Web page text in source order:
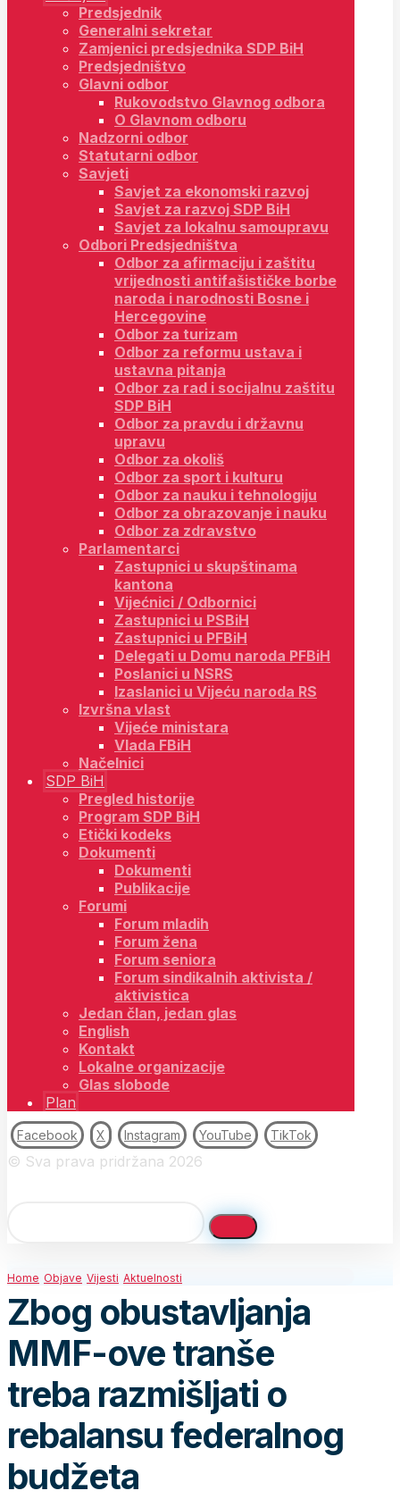
Predsjednik
Generalni sekretar
Zamjenici predsjednika SDP BiH
Predsjedništvo
Glavni odbor
Rukovodstvo Glavnog odbora
O Glavnom odboru
Nadzorni odbor
Statutarni odbor
Savjeti
Savjet za ekonomski razvoj
Savjet za razvoj SDP BiH
Savjet za lokalnu samoupravu
Odbori Predsjedništva
Odbor za afirmaciju i zaštitu
vrijednosti antifašističke borbe
naroda i narodnosti Bosne i
Hercegovine
Odbor za turizam
Odbor za reformu ustava i
ustavna pitanja
Odbor za rad i socijalnu zaštitu
SDP BiH
Odbor za pravdu i državnu
upravu
Odbor za okoliš
Odbor za sport i kulturu
Odbor za nauku i tehnologiju
Odbor za obrazovanje i nauku
Odbor za zdravstvo
Parlamentarci
Zastupnici u skupštinama
kantona
Vijećnici / Odbornici
Zastupnici u PSBiH
Zastupnici u PFBiH
Delegati u Domu naroda PFBiH
Poslanici u NSRS
Izaslanici u Vijeću naroda RS
Izvršna vlast
Vijeće ministara
Vlada FBiH
Načelnici
SDP BiH
Pregled historije
Program SDP BiH
Etički kodeks
Dokumenti
Dokumenti
Publikacije
Forumi
Forum mladih
Forum žena
Forum seniora
Forum sindikalnih aktivista /
aktivistica
Jedan član, jedan glas
English
Kontakt
Lokalne organizacije
Glas slobode
Plan
Facebook X Instagram YouTube TikTok
© Sva prava pridržana 2026
Home Objave Vijesti Aktuelnosti
Zbog obustavljanja
MMF-ove tranše
treba razmišljati o
rebalansu federalnog
budžeta